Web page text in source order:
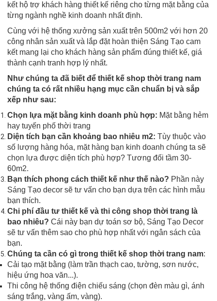
kết hộ trợ khách hàng thiết kế riêng cho từng mặt bằng của
từng ngành nghề kinh doanh nhất định.
Cùng với hệ thống xưởng sản xuất trên 500m2 với hơn 20
công nhân sản xuất và lắp đặt hoàn thiện Sáng Tạo cam
kết mang lại cho khách hàng sản phẩm đúng thiết kế, giá
thành cạnh tranh hợp lý nhất.
Như chúng ta đã biết để thiết kế shop thời trang nam
chúng ta có rất nhiều hạng mục cần chuẩn bị và sắp
xếp như sau:
Chọn lựa mặt bằng kinh doanh phù hợp: Mặt bằng hẻm
hay tuyến phố thời trang
Diện tích bạn cần khoảng bao nhiêu m2: Tùy thuộc vào
số lượng hàng hóa, mặt hàng bạn kinh doanh chúng ta sẽ
chọn lựa được diện tích phù hợp? Tương đối tầm 30-
60m2.
Bạn thích phong cách thiết kế như thế nào? Phần này
Sáng Tạo decor sẽ tư vấn cho bạn dựa trên các hình mẫu
bạn thích.
Chi phí đầu tư thiết kế và thi công shop thời trang là
bao nhiêu? Cái này bạn dự toán sơ bộ, Sáng Tạo Decor
sẽ tư vấn thêm sao cho phù hợp nhất với ngân sách của
bạn.
Chúng ta cần có gì trong thiết kế shop thời trang nam:
Cải tạo mặt bằng (làm trần thạch cao, tường, sơn nước,
hiệu ứng hoa văn...).
Thi công hệ thống điện chiếu sáng (chọn đèn màu gì, ánh
sáng trắng, vàng ấm, vàng).